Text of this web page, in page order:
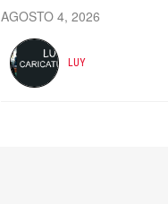
AGOSTO 4, 2026
LUY